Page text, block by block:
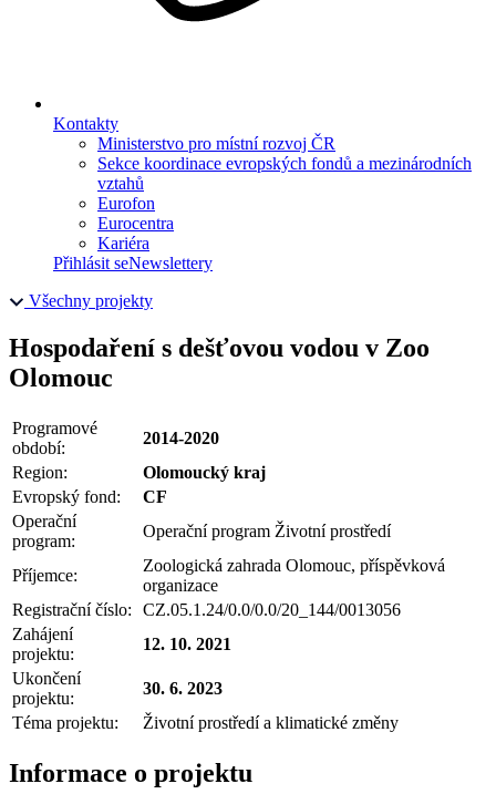
Kontakty
Ministerstvo pro místní rozvoj ČR
Sekce koordinace evropských fondů a mezinárodních
vztahů
Eurofon
Eurocentra
Kariéra
Přihlásit seNewslettery
Všechny projekty
Hospodaření s dešťovou vodou v Zoo
Olomouc
Programové
období:
2014-2020
Region:
Olomoucký kraj
Evropský fond:
CF
Operační
program:
Operační program Životní prostředí
Příjemce:
Zoologická zahrada Olomouc, příspěvková
organizace
Registrační číslo:
CZ.05.1.24/0.0/0.0/20_144/0013056
Zahájení
projektu:
12. 10. 2021
Ukončení
projektu:
30. 6. 2023
Téma projektu:
Životní prostředí a klimatické změny
Informace o projektu